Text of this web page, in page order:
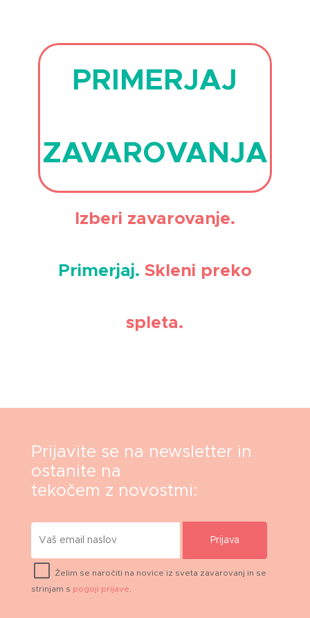
PRIMERJAJ
ZAVAROVANJA
Izberi zavarovanje.
Primerjaj. Skleni preko
spleta.
Prijavite se na newsletter in
ostanite na
tekočem z novostmi:
Prijava
Želim se naročiti na novice iz sveta zavarovanj in se
strinjam s pogoji prijave